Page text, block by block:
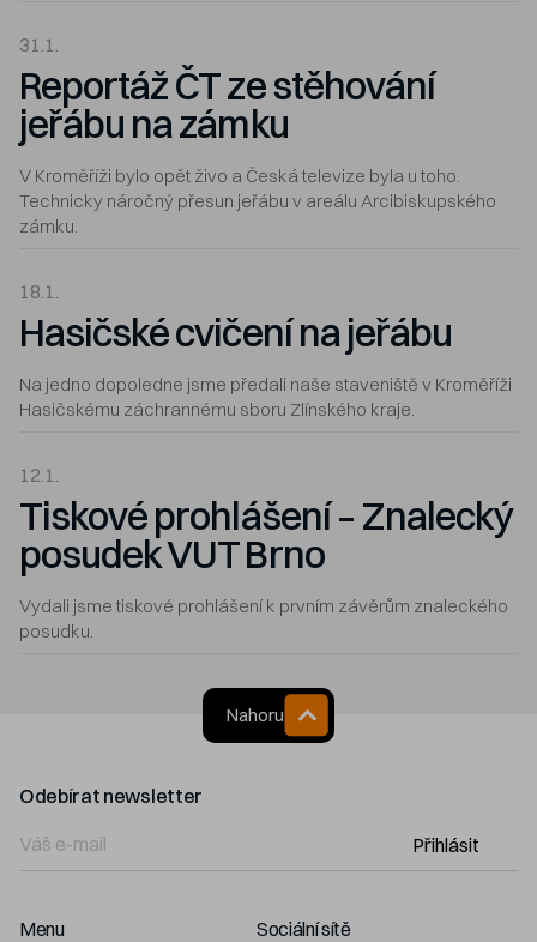
31.1.
Reportáž ČT ze stěhování
jeřábu na zámku
V Kroměříži bylo opět živo a Česká televize byla u toho.
Technicky náročný přesun jeřábu v areálu Arcibiskupského
zámku.
18.1.
Hasičské cvičení na jeřábu
Na jedno dopoledne jsme předali naše staveniště v Kroměříži
Hasičskému záchrannému sboru Zlínského kraje.
12.1.
Tiskové prohlášení – Znalecký
posudek VUT Brno
Vydali jsme tiskové prohlášení k prvním závěrům znaleckého
posudku.
Nahoru
Menu Sociální sítě
Odebírat newsletter
Přihlásit